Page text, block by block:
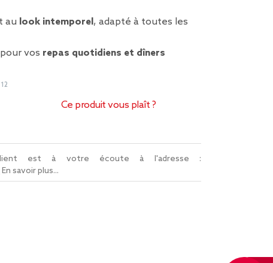
au look intemporel, adapté à toutes les
vos repas quotidiens et dîners
Ce produit vous plaît ?
est à votre écoute à l'adresse :
En savoir plus...